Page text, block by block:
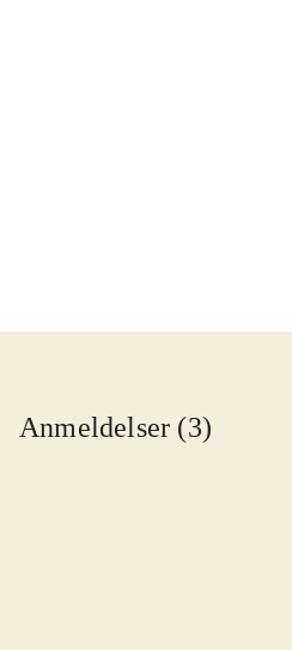
Anmeldelser (3)